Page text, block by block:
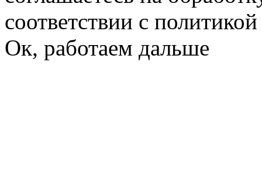
соответствии с
Ок, работаем дальше